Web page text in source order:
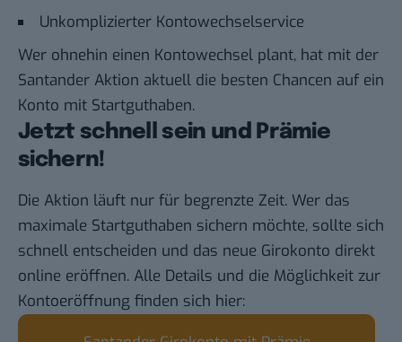
Unkomplizierter Kontowechselservice
Wer ohnehin einen Kontowechsel plant, hat mit der
Santander Aktion aktuell die besten Chancen auf ein
Konto mit Startguthaben.
Jetzt schnell sein und Prämie
sichern!
Die Aktion läuft nur für begrenzte Zeit. Wer das
maximale Startguthaben sichern möchte, sollte sich
schnell entscheiden und das neue Girokonto direkt
online eröffnen. Alle Details und die Möglichkeit zur
Kontoeröffnung finden sich hier: